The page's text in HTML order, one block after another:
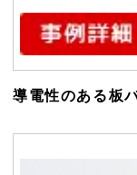
導電性のある板